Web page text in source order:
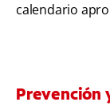
calendario
Prevención